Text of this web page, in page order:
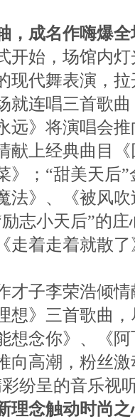
成名作嗨爆全
始，场馆内灯
现代舞表演，
就连唱三首歌
远》将演唱会
献上经典曲目
》；“甜美天后
法》、《被风
志小天后”的
走着走着就散
子李荣浩倾情
想》三首歌曲
想念你》、《
向高潮，粉丝
纷呈的音乐视
念触动时尚之